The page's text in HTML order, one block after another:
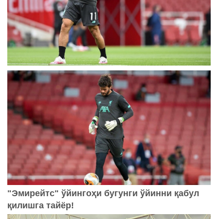
"Эмирейтс" ўйингоҳи бугунги ўйинни қабул
қилишга тайёр!